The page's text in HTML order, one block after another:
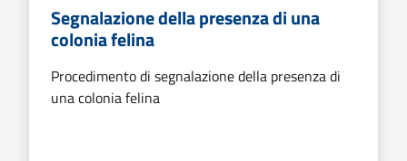
Segnalazione della presenza di una
colonia felina
Procedimento di segnalazione della presenza di
una colonia felina